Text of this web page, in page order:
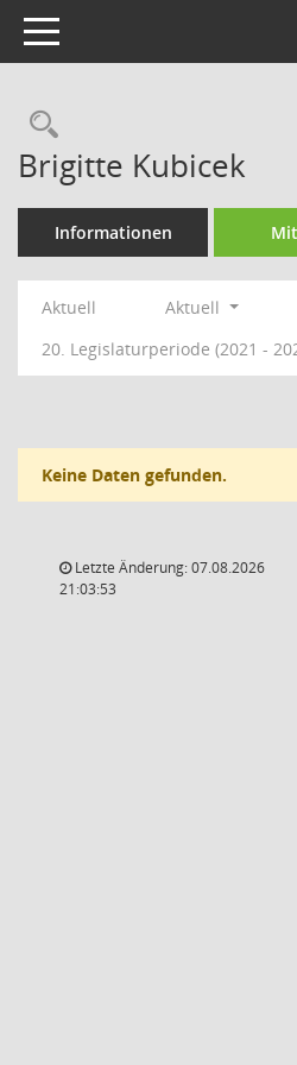
Toggle navigation
Rechercheauswahl
Brigitte Kubicek
Informationen
Aktuell
Aktuell
20. Legislaturperiode (2021 -
Keine Daten gefunden.
Letzte Änderung: 07.08.2026
21:03:53